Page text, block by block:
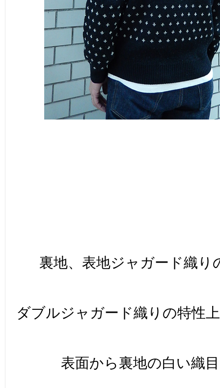
裏地、表地ジャガード織り
ダブルジャガード織りの特性
表面から裏地の白い織